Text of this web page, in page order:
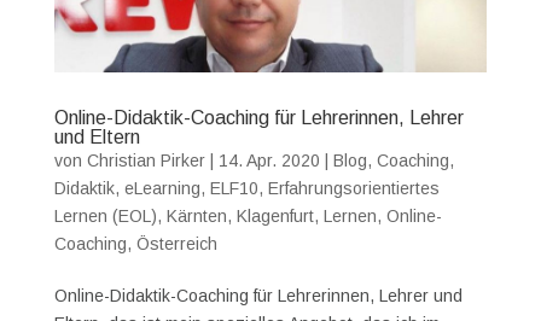
Online-Didaktik-Coaching für Lehrerinnen, Lehrer
und Eltern
von Christian Pirker| 14. Apr. 2020 | Blog, Coaching,
Didaktik, eLearning, ELF10, Erfahrungsorientiertes
Lernen (EOL), Kärnten, Klagenfurt, Lernen, Online-
Coaching, Österreich
Online-Didaktik-Coaching für Lehrerinnen, Lehrer und